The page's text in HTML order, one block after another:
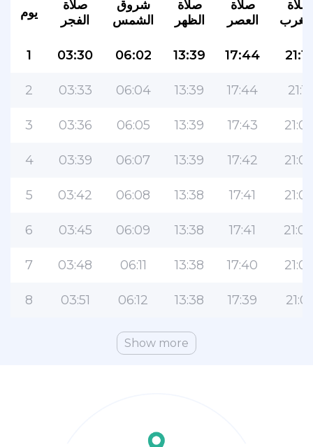
يوم
صلاة
الفجر
شروق
الشمس
صلاة
الظهر
صلاة
العصر
صلاة
1 03:30 06:02 13:39 17:44 21:12
2 03:33 06:04 13:39 17:44 21:11
3 03:36 06:05 13:39 17:43
4 03:39 06:07 13:39 17:42
5 03:42 06:08 13:38 17:41
6 03:45 06:09 13:38 17:41
7 03:48 06:11 13:38 17:40
8 03:51 06:12 13:38 17:39 21:01
Show more